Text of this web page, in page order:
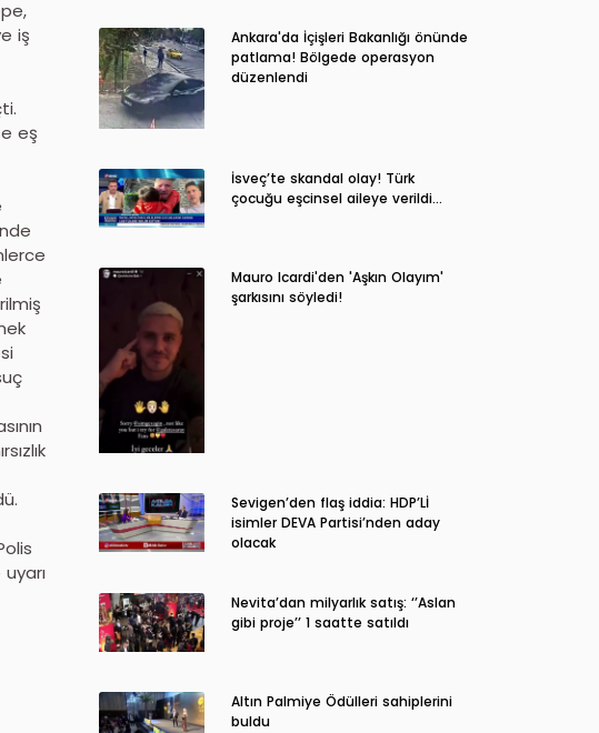
iş
eş
Ankara'da İçişleri Bakanlığı önünde
patlama! Bölgede operasyon
düzenlendi
İsveç’te skandal olay! Türk
çocuğu eşcinsel aileye verildi…
Mauro Icardi'den 'Aşkın Olayım'
şarkısını söyledi!
Sevigen’den flaş iddia: HDP’Lİ
isimler DEVA Partisi’nden aday
olacak
Nevita’dan milyarlık satış: ‘’Aslan
gibi proje’’ 1 saatte satıldı
Altın Palmiye Ödülleri sahiplerini
buldu